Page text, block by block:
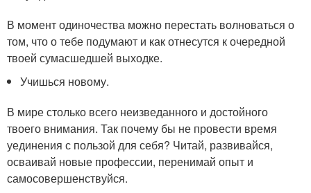
В момент одиночества можно перестать волноваться о
том, что о тебе подумают и как отнесутся к очередной
твоей сумасшедшей выходке.
Учишься новому.
В мире столько всего неизведанного и достойного
твоего внимания. Так почему бы не провести время
уединения с пользой для себя? Читай, развивайся,
осваивай новые профессии, перенимай опыт и
самосовершенствуйся.